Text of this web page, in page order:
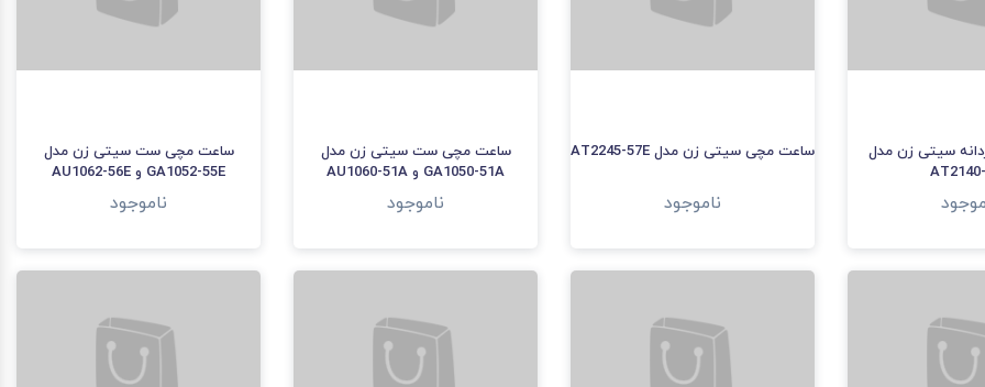
سیتی زن مدل
ساعت مچی سیتی زن مدل AT2245-57E
ناموجود
ساعت مچی ست سیتی زن مدل
GA1050-51A و AU1060-51A
ناموجود
ساعت مچی ست سیتی زن مدل
GA1052-55E و AU1062-56E
ناموجود